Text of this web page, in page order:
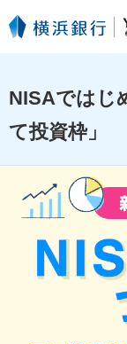
NISAではじ
て投資枠」